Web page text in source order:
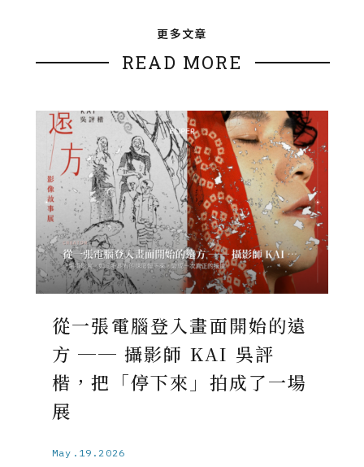
更多文章
READ MORE
從一張電腦登入畫面開始的遠
方 ── 攝影師 KAI 吳評
楷，把「停下來」拍成了一場
展
May.19.2026